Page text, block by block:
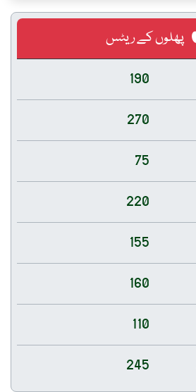
پھلوں کے ریٹس
190
270
75
220
155
160
110
245